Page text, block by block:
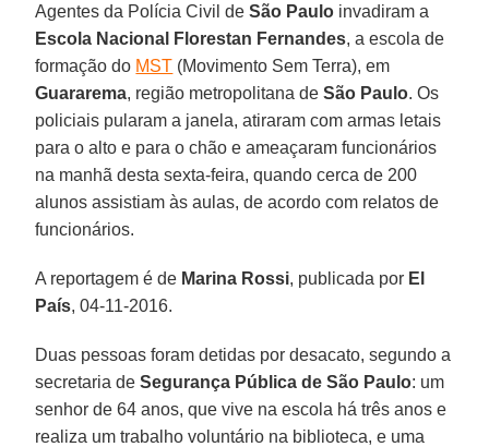
Agentes da Polícia Civil deSão Paulo invadiram a
Escola Nacional Florestan Fernandes, a escola de
formação do MST (Movimento Sem Terra), em
Guararema, região metropolitana deSão Paulo. Os
policiais pularam a janela, atiraram com armas letais
para o alto e para o chão e ameaçaram funcionários
na manhã desta sexta-feira, quando cerca de 200
alunos assistiam às aulas, de acordo com relatos de
funcionários.
A reportagem é de Marina Rossi, publicada por El
País, 04-11-2016.
Duas pessoas foram detidas por desacato, segundo a
secretaria deSegurança Pública de São Paulo: um
senhor de 64 anos, que vive na escola há três anos e
realiza um trabalho voluntário na biblioteca, e uma